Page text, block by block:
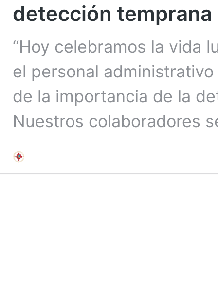
detección temprana
“Hoy celebramos la vida
el personal
de la importancia de la
Nuestros colaboradores